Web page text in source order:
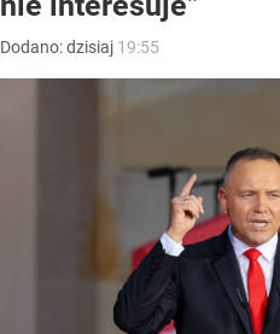
Dodano:dzisiaj 19:55